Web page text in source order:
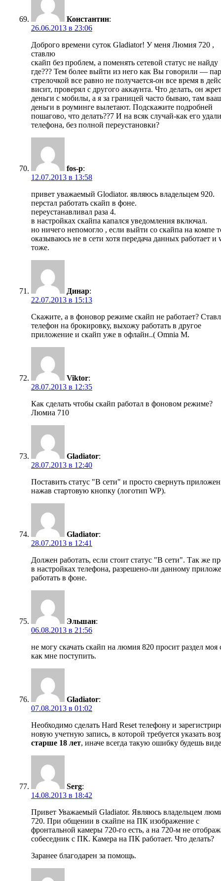
Константин:
26.06.2013 в 23:06
Доброго времени суток Gladiator! У меня Люмия 720 ,
ставлю
скайп без проблем, а поменять сетевой статус не найду
где??? Тем более выйти из него как Вы говорили —
стрелочкой все равно не получается-он все время в
висит, проверял с другого аккаунта. Что делать, он жрет
деньги с мобилы, а я за границей часто бываю, там
деньги в роуминге вылетают. Подскажите подробней
пошагово, что делать??7 И на всяк случай-как его
телефона, без полной переустановки?
fos-p:
12.07.2013 в 13:58
привет уважаемый Glodiator. являюсь владельцем 920.
перстал работать скайп в фоне.
переустанавливал раза 4.
в настройках скайпа капался уведомления включал.
но ничего непомогло , если выйти со скайпа на компе
оказываюсь не в сети хотя передача данных работает и
тоже.
Динар:
22.07.2013 в 15:13
Скажите, а в фоновор режиме скайп не работает?
телефон на брокировку, выхожу работать в другое
приложение и скайп уже в офлайн..( Omnia M.
Viktor:
28.07.2013 в 12:35
Как сделать чтобы скайп работал в фоновом режиме?
Люмиа 710
Gladiator:
28.07.2013 в 12:40
Поставить статус "В сети" и просто свернуть
нажав стартовую кнопку (логотип WP).
Gladiator:
28.07.2013 в 12:41
Должен работать, если стоит статус "В сети". Так же
в настройках телефона, разрешено-ли данному
работать в фоне.
Эльшан:
06.08.2013 в 21:56
не могу скачать скайп на люмия 820 просит раздел моя
как мне поступить.
Gladiator:
07.08.2013 в 01:02
Необходимо сделать Hard Reset телефону и
новую учетную запись, в которой требуется указать
старше 18 лет, иначе всегда такую ошибку будешь
Serg:
14.08.2013 в 18:42
Привет Уважаемый Gladiator. Являюсь владельцем
720. При общении в скайпе на ПК изображение с
фронтальной камеры 720-го есть, а на 720-м не
собеседник с ПК. Камера на ПК работает. Что делать?
Заранее благодарен за помощь.